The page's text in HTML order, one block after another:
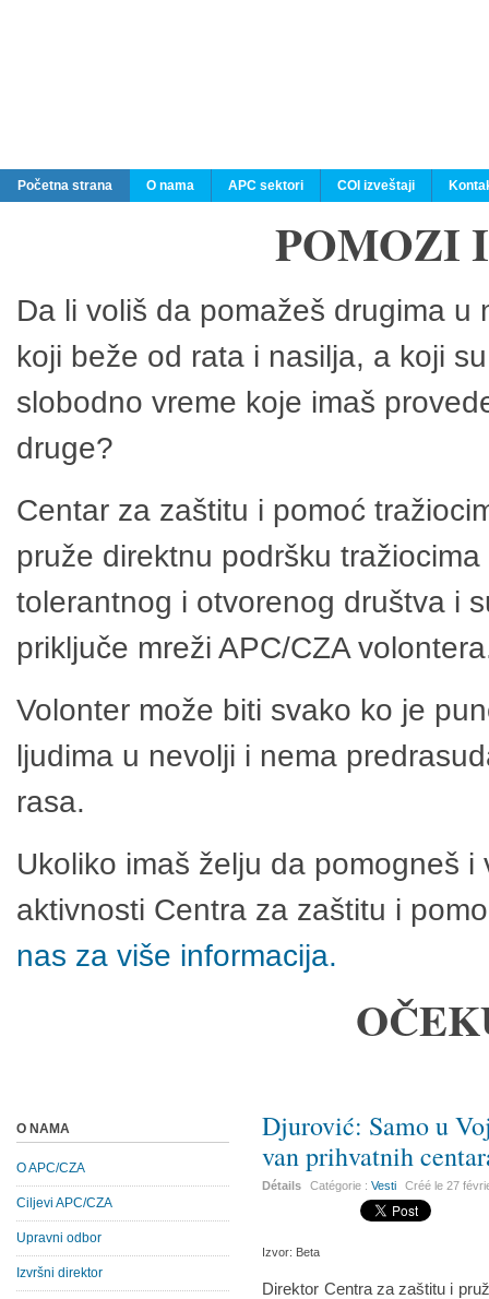
Početna strana O nama APC sektori COI izveštaji
POMOZI
Da li voliš da pomažeš drugima
koji beže od rata i nasilja, a koji
slobodno vreme koje imaš
druge?
Centar za zaštitu i pomoć
pruže direktnu podršku
tolerantnog i otvorenog društva i
priključe mreži APC/CZA
Volonter može biti svako ko je
ljudima u nevolji i nema
rasa.
Ukoliko imaš želju da pomogneš
aktivnosti Centra za zaštitu i
nas za više informacija.
Djurović: Samo u
van prihvatnih
Détails Catégorie :Vesti Créé le27
Izvor: Beta
Direktor Centra za zaštitu i
O NAMA
O APC/CZA
Ciljevi APC/CZA
Upravni odbor
Izvršni direktor